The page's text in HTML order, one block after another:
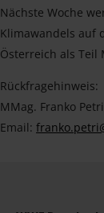
Nächste Woche
Klimawandels auf
Österreich als
Rückfragehinweis:
MMag. Franko
Email: